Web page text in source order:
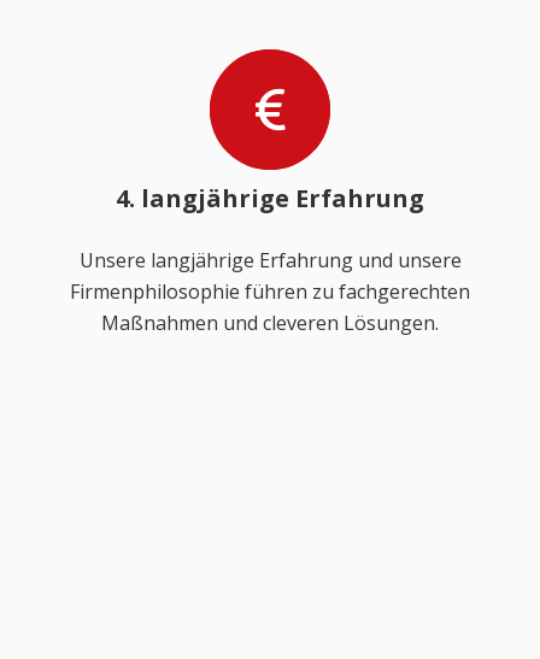
4. langjährige Erfahrung
Unsere langjährige Erfahrung und unsere
Firmenphilosophie führen zu fachgerechten
Maßnahmen und cleveren Lösungen.